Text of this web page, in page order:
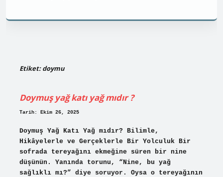
Etiket:doymu
Doymuş yağ katı yağ mıdır ?
Tarih: Ekim 26, 2025
Doymuş Yağ Katı Yağ mıdır? Bilimle,
Hikâyelerle ve Gerçeklerle Bir Yolculuk Bir
sofrada tereyağını ekmeğine süren bir nine
düşünün. Yanında torunu, “Nine, bu yağ
sağlıklı mı?” diye soruyor. Oysa o tereyağının